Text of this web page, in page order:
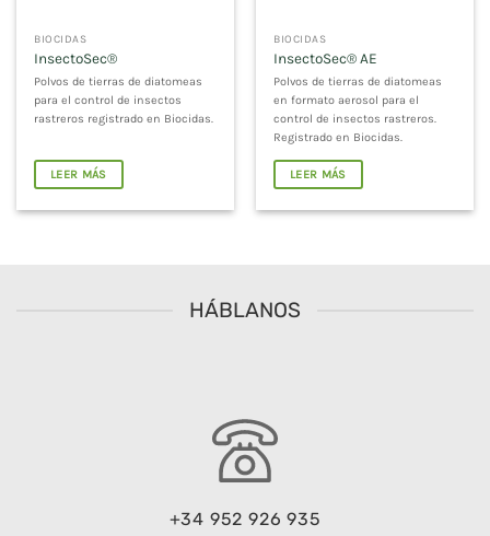
BIOCIDAS
InsectoSec®
Polvos de tierras de diatomeas
para el control de insectos
rastreros registrado en Biocidas.
LEER MÁS
BIOCIDAS
InsectoSec® AE
Polvos de tierras de diatomeas
en formato aerosol para el
control de insectos rastreros.
Registrado en Biocidas.
LEER MÁS
HÁBLANOS
+34 952 926 935